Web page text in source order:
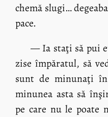
chemă slugi…
pace.
— Ia staţi să pui
zise împăratul, să
sunt de minunaţi
minunea asta să
pe care nu le